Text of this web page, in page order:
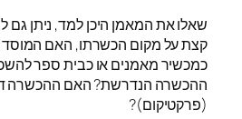
שאלו את המאמן היכן למד, ניתן גם
קצת על מקום הכשרתו, האם המוסד
כמכשיר מאמנים או כבית ספר
ההכשרה הנדרשת? האם ההכשרה
(פרקטיקום)?